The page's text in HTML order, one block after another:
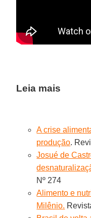
Leia mais
A crise
produção.
Josué de
Nº 274
Alimento e
Milênio.